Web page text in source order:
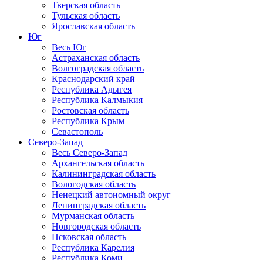
Тверская область
Тульская область
Ярославская область
Юг
Весь Юг
Астраханская область
Волгоградская область
Краснодарский край
Республика Адыгея
Республика Калмыкия
Ростовская область
Республика Крым
Севастополь
Северо-Запад
Весь Северо-Запад
Архангельская область
Калининградская область
Вологодская область
Ненецкий автономный округ
Ленинградская область
Мурманская область
Новгородская область
Псковская область
Республика Карелия
Республика Коми